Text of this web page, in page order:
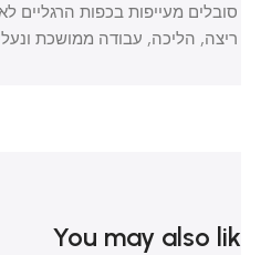
סובלים מעייפות בכפות הרגליים
ריצה, הליכה, עבודה ממושכת ונעלי
You may also